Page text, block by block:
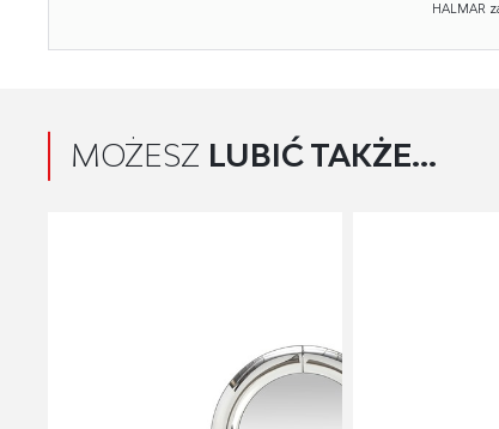
HALMAR
MOŻESZ LUBIĆ TAKŻE...